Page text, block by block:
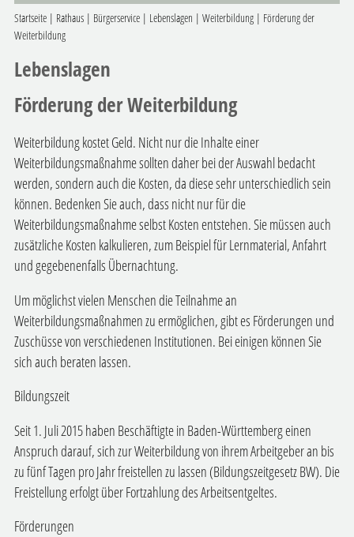
Startseite| Rathaus| Bürgerservice| Lebenslagen | Weiterbildung| Förderung der
Weiterbildung
Lebenslagen
Förderung der Weiterbildung
Weiterbildung kostet Geld. Nicht nur die Inhalte einer
Weiterbildungsmaßnahme sollten daher bei der Auswahl bedacht
werden, sondern auch die Kosten, da diese sehr unterschiedlich sein
können. Bedenken Sie auch, dass nicht nur für die
Weiterbildungsmaßnahme selbst Kosten entstehen. Sie müssen auch
zusätzliche Kosten kalkulieren, zum Beispiel für Lernmaterial, Anfahrt
und gegebenenfalls Übernachtung.
Um möglichst vielen Menschen die Teilnahme an
Weiterbildungsmaßnahmen zu ermöglichen, gibt es Förderungen und
Zuschüsse von verschiedenen Institutionen. Bei einigen können Sie
sich auch beraten lassen.
Bildungszeit
Seit 1. Juli 2015 haben Beschäftigte in Baden-Württemberg einen
Anspruch darauf, sich zur Weiterbildung von ihrem Arbeitgeber an bis
zu fünf Tagen pro Jahr freistellen zu lassen (Bildungszeitgesetz BW). Die
Freistellung erfolgt über Fortzahlung des Arbeitsentgeltes.
Förderungen